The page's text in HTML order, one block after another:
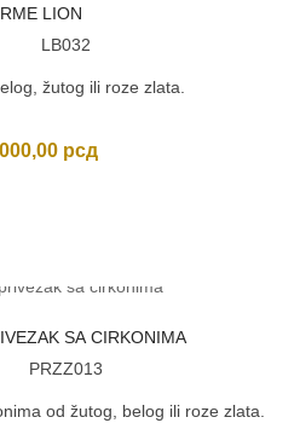
LION
LB032
žutog ili roze zlata.
рсд
SA CIRKONIMA
PRZZ013
od žutog, belog ili roze zlata.